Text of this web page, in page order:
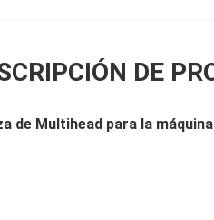
DE
de Multihead para la